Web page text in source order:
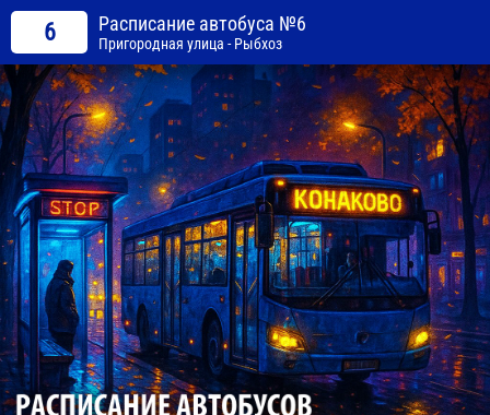
6 Расписание автобуса №6
Пригородная улица - Рыбхоз